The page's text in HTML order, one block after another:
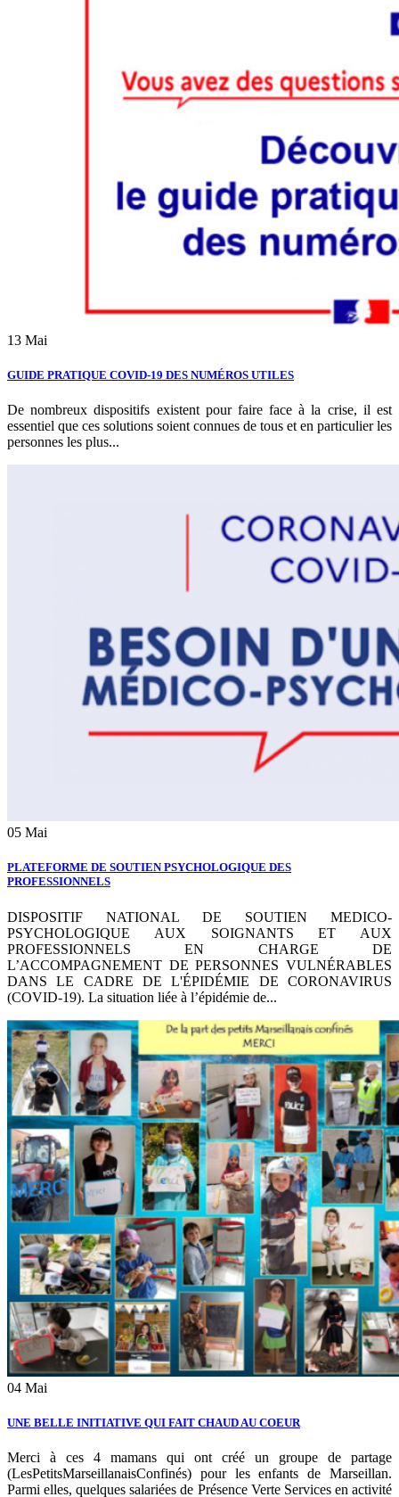
13 Mai
GUIDE PRATIQUE COVID-19 DES NUMÉROS UTILES
De nombreux dispositifs existent pour faire face à la crise, il est
essentiel que ces solutions soient connues de tous et en particulier les
personnes les plus...
05 Mai
PLATEFORME DE SOUTIEN PSYCHOLOGIQUE DES
PROFESSIONNELS
DISPOSITIF NATIONAL DE SOUTIEN MEDICO-
PSYCHOLOGIQUE AUX SOIGNANTS ET AUX
PROFESSIONNELS EN CHARGE DE
L’ACCOMPAGNEMENT DE PERSONNES VULNÉRABLES
DANS LE CADRE DE L'ÉPIDÉMIE DE CORONAVIRUS
(COVID-19). La situation liée à l’épidémie de...
04 Mai
UNE BELLE INITIATIVE QUI FAIT CHAUD AU COEUR
Merci à ces 4 mamans qui ont créé un groupe de partage
(LesPetitsMarseillanaisConfinés) pour les enfants de Marseillan.
Parmi elles, quelques salariées de Présence Verte Services en activité